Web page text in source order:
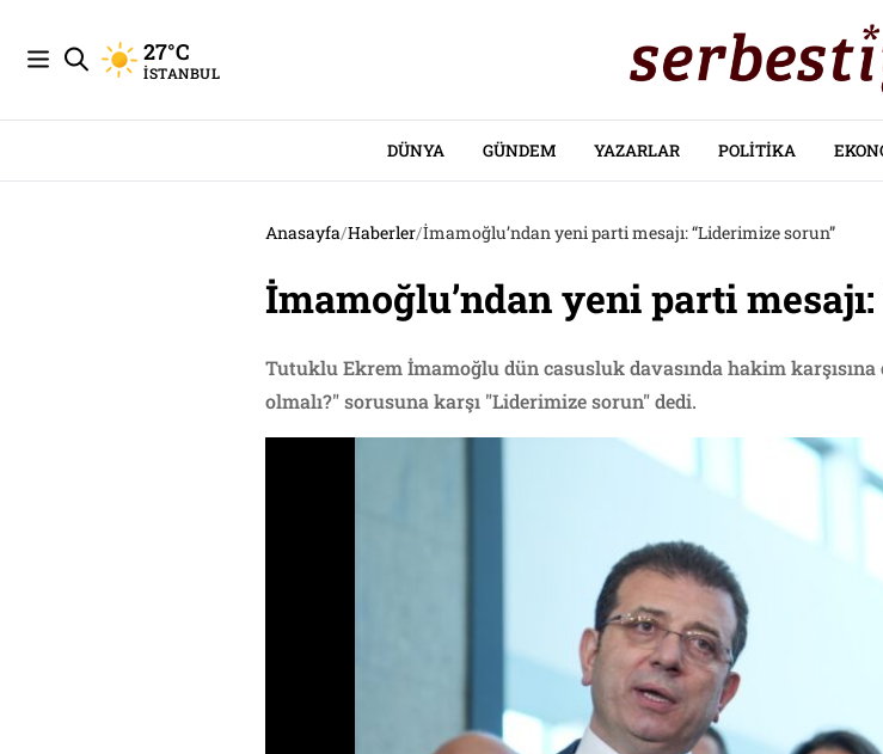
27°C
İSTANBUL
DÜNYA GÜNDEM YAZARLAR POLITIKA
Anasayfa/Haberler/İmamoğlu’ndan yeni parti mesajı: “Liderimize sorun”
İmamoğlu’ndan yeni parti
Tutuklu Ekrem İmamoğlu dün casusluk davasında hakim
olmalı?" sorusuna karşı "Liderimize sorun" dedi.